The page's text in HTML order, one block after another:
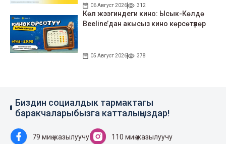
06 Август 2026 312
Көл жээгиндеги кино: Ысык-Көлдө
Beeline’дан акысыз кино көрсөтүлөр
05 Август 2026 378
Биздин социалдык тармактагы
баракчаларыбызга катталыңыздар!
79 миң жазылуучу 110 миң жазылуучу